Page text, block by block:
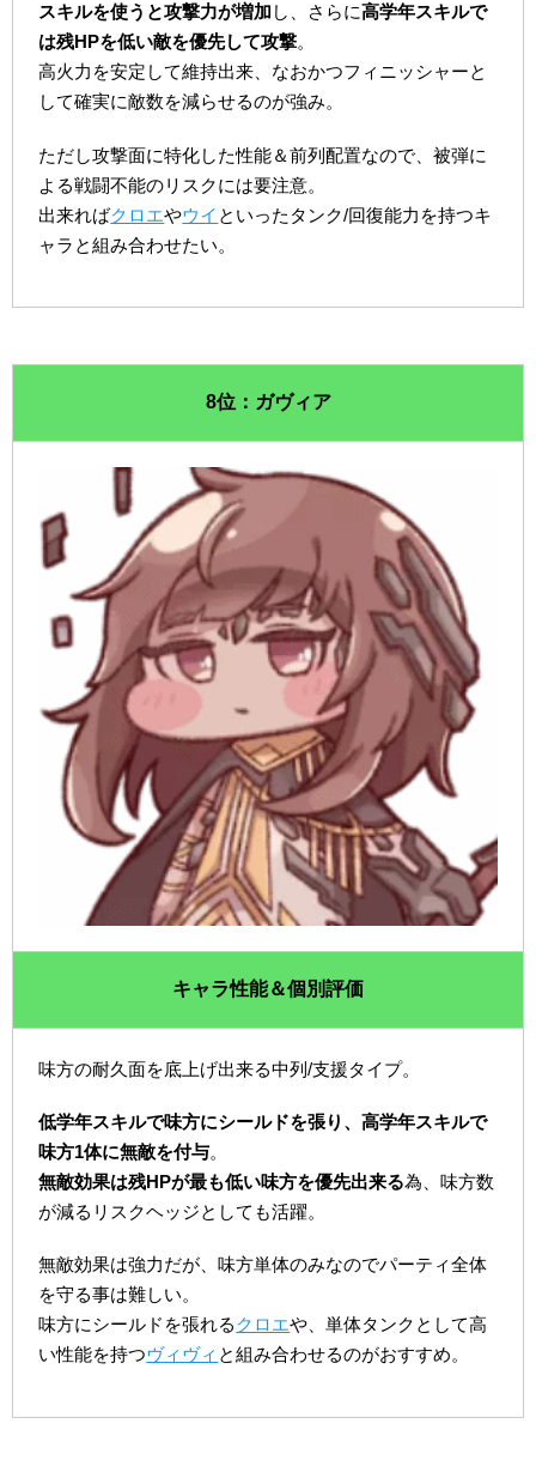
スキルを使うと攻撃力が増加 し、さらに高学年スキルで
は残HPを低い敵を優先して攻撃。
高火力を安定して維持出来、なおかつフィニッシャーと
して確実に敵数を減らせるのが強み。
ただし攻撃面に特化した性能＆前列配置なので、被弾に
よる戦闘不能のリスクには要注意。
出来ればクロエやウイ といったタンク/回復能力を持つキ
ャラと組み合わせたい。
8位：ガヴィア
キャラ性能＆個別評価
味方の耐久面を底上げ出来る中列/支援タイプ。
低学年スキルで味方にシールドを張り、高学年スキルで
味方1体に無敵を付与。
無敵効果は残HPが最も低い味方を優先出来る為、味方数
が減るリスクヘッジとしても活躍。
無敵効果は強力だが、味方単体のみなのでパーティ全体
を守る事は難しい。
味方にシールドを張れる クロエや、単体タンクとして高
い性能を持つヴィヴィ と組み合わせるのがおすすめ。